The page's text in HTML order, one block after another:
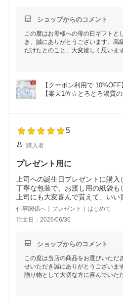
ショップからのコメント
この度はお母様への母の日ギフトと
き、誠にありがとうございます。高
だけたとのこと、大変嬉しく思います
だける商品づくりに努めてまいりま
またの機会にご利用いただけること
【クーポン利用で
【楽天1位☆とろとろ湯質
肩こり 別府温泉
5
購入者
プレゼント用に
上司への誕生日プレゼントに購入
丁寧な包装で、お渡し用の紙袋も
上司にも大変喜んで貰えて、いい
仕事関係へ｜プレゼント｜はじめて
注文日：2026/06/30
ショップからのコメント
この度は当店の商品をお選びいただ
せいただき誠にありがとうございます
贈り物として大切な方に喜んでいた